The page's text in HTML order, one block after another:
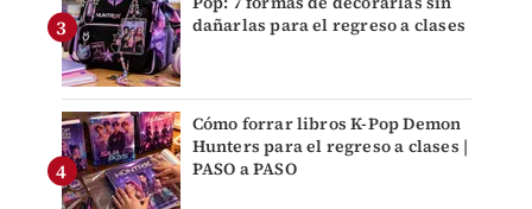
dañarlas para el regreso a clases
Cómo forrar libros K-Pop Demon
Hunters para el regreso a clases |
PASO a PASO